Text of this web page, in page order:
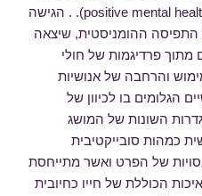
פוזיטיבית של בריאות נפשית (positive mental health). . הגישה
ההומניסטית, שיצאה
מתוך פרדיגמות של חולי
והרחבה של אנושיות
הגלומים בו לכיוון של
השונות של המושג
כמהות סובייקטיבית
של הפרט ואשר מתייחסת
הכוללת של חייו כחיובית